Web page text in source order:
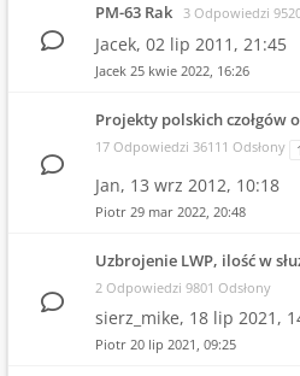
PM-63 Rak 3 Odpowiedzi
Jacek, 02 lip 2011, 21:45
Jacek 25 kwie 2022, 16:26
Projekty polskich czołgów
17 Odpowiedzi 36111 Odsłony 1
Jan, 13 wrz 2012, 10:18
Piotr 29 mar 2022, 20:48
Uzbrojenie LWP, ilość w
2 Odpowiedzi 9801 Odsłony
sierz_mike, 18 lip 2021,
Piotr 20 lip 2021, 09:25